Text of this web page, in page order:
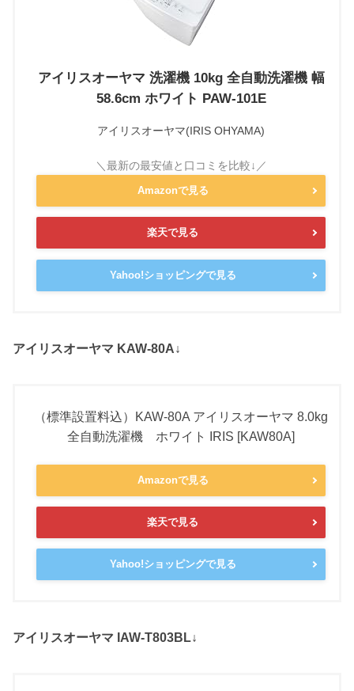
アイリスオーヤマ 洗濯機 10kg 全自動洗濯機 幅
58.6cm ホワイト PAW-101E
アイリスオーヤマ(IRIS OHYAMA)
Amazonで見る
楽天で見る
Yahoo!ショッピングで見る
アイリスオーヤマ KAW-80A↓
（標準設置料込）KAW-80A アイリスオーヤマ 8.0kg
全自動洗濯機 ホワイト IRIS [KAW80A]
Amazonで見る
楽天で見る
Yahoo!ショッピングで見る
アイリスオーヤマ IAW-T803BL↓